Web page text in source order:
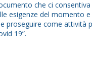
che ci consentiva
esigenze del momento e
proseguire come attività
19”.